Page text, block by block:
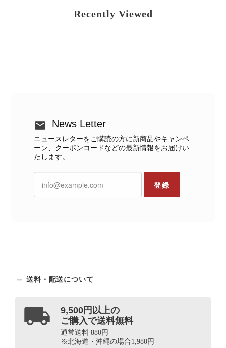
Recently Viewed
News Letter
ニュースレターをご購読の方に新商品やキャンペ
ーン、クーポンコードなどの最新情報をお届けい
たします。
登録
送料・配送について
9,500円以上の
ご購入で送料無料
通常送料 880円
※北海道・沖縄の場合1,980円